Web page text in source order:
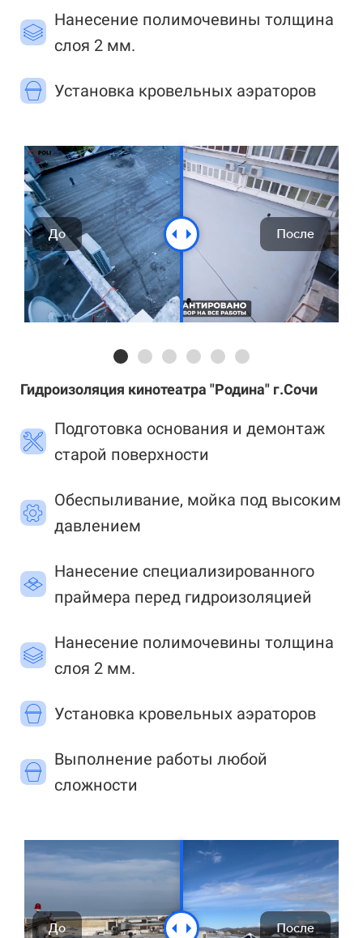
Нанесение полимочевины толщина
слоя 2 мм.
Установка кровельных аэраторов
До После
Гидроизоляция кинотеатра "Родина" г.Сочи
Подготовка основания и демонтаж
старой поверхности
Обеспыливание, мойка под высоким
давлением
Нанесение специализированного
праймера перед гидроизоляцией
Нанесение полимочевины толщина
слоя 2 мм.
Установка кровельных аэраторов
Выполнение работы любой
сложности
До После